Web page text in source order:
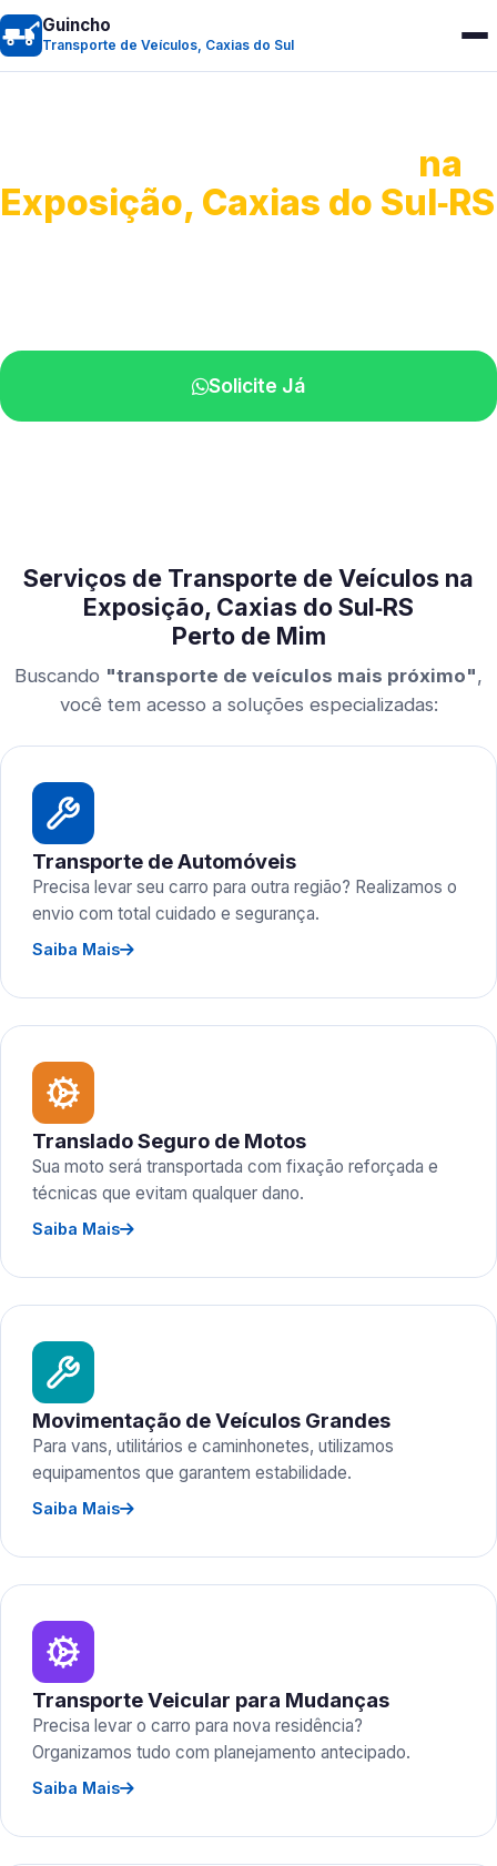
Guincho
Transporte de Veículos, Caxias do Sul
na
Exposição, Caxias do Sul‑RS
Solicite Já
Serviços de Transporte de Veículos na
Exposição, Caxias do Sul‑RS
Perto de Mim
Buscando "transporte de veículos mais próximo",
você tem acesso a soluções especializadas:
Transporte de Automóveis
Precisa levar seu carro para outra região? Realizamos o
envio com total cuidado e segurança.
Saiba Mais
Translado Seguro de Motos
Sua moto será transportada com fixação reforçada e
técnicas que evitam qualquer dano.
Saiba Mais
Movimentação de Veículos Grandes
Para vans, utilitários e caminhonetes, utilizamos
equipamentos que garantem estabilidade.
Saiba Mais
Transporte Veicular para Mudanças
Precisa levar o carro para nova residência?
Organizamos tudo com planejamento antecipado.
Saiba Mais